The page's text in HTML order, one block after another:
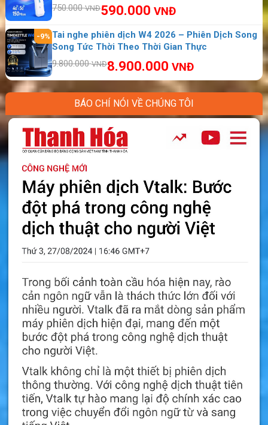
Travis – Máy Phiên Dịch Trực Tiếp 80 Ngôn Ngữ
Quốc Tế Công Nghệ Đến Từ Hà Lan
Video Hướng Dẫn Sử Dụng Tai Nghe Phiên Dịch
750.000VNĐ590.000 VNĐ
-9% Tai nghe phiên dịch W4 2026 – Phiên Dịch Song
Song Tức Thời Theo Thời Gian Thực
9.800.000VNĐ8.900.000 VNĐ
BÁO CHÍ NÓI VỀ CHÚNG TÔI